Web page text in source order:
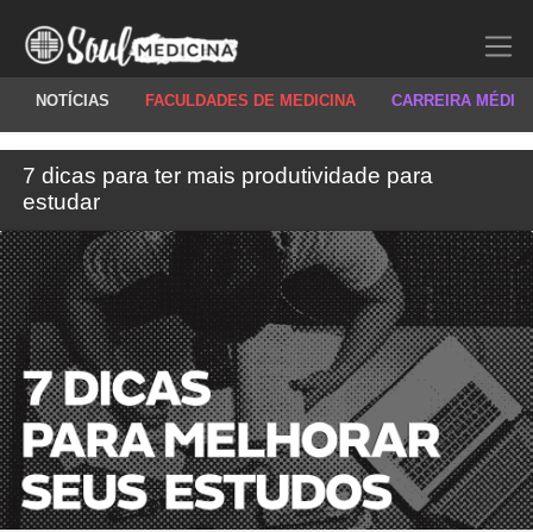
NOTÍCIAS FACULDADES DE MEDICINA CARREIRA
7 dicas para ter mais produtividade para
estudar